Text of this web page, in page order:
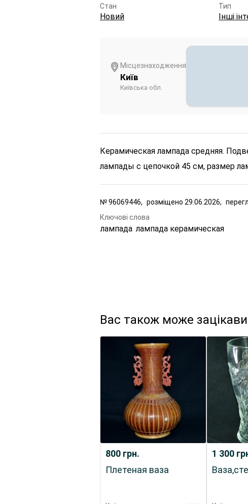
Стан
Новий
Тип
Інші
Місцезнаходження
Київ
Київська обл.
Керамическая лампада средняя.
лампады с цепочкой 45 см, размер
№96069446, розміщено 29.06.2026,
Ключові слова
лампада лампада керамическая
Вас також може
800 грн.
Плетеная ваза
1 300